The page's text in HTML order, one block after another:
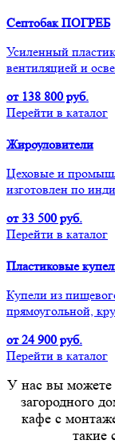
Септобак ПОГРЕБ
Усиленный
вентиляцией и
от 138 800 руб.
Перейти в каталог
Жироуловители
Цеховые и
изготовлен по
от 33 500 руб.
Перейти в каталог
Пластиковые
Купели из
прямоугольной,
от 24 900 руб.
Перейти в каталог
У нас вы можете
загородного
кафе с
такие